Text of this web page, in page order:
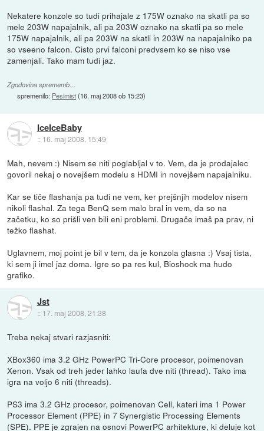
Nekatere konzole so tudi prihajale z 175W oznako na skatli pa so
mele 203W napajalnik, ali pa 203W oznako na skatli pa so mele
175W napajalnik, ali pa 203W na skatli in 203W na napajalniko pa
so vseeno falcon. Cisto prvi falconi predvsem ko se niso vse
zamenjali. Tako mam tudi jaz.
Zgodovina sprememb…
spremenilo: Pesimist(16. maj 2008 ob 15:23)
IceIceBaby
:: 16. maj 2008, 15:49
Mah, nevem :) Nisem se niti poglabljal v to. Vem, da je prodajalec
govoril nekaj o novejšem modelu s HDMI in novejšem napajalniku.
Kar se tiče flashanja pa tudi ne vem, ker prejšnjih modelov nisem
nikoli flashal. Za tega BenQ sem malo bral in vem, da so na
začetku, ko so prišli ven bili eni problemi. Drugače imaš pa prav, ni
težko flashat.
Uglavnem, moj point je bil v tem, da je konzola glasna :) Vsaj tista,
ki sem ji imel jaz doma. Igre so pa res kul, Bioshock ma hudo
grafiko.
Jst
:: 17. maj 2008, 21:38
Treba nekaj stvari razjasniti:
XBox360 ima 3.2 GHz PowerPC Tri-Core procesor, poimenovan
Xenon. Vsak od treh jeder lahko laufa dve niti (thread). Tako ima
igra na voljo 6 niti (threads).
PS3 ima 3.2 GHz procesor, poimenovan Cell, kateri ima 1 Power
Processor Element (PPE) in 7 Synergistic Processing Elements
(SPE). PPE je zgrajen na osnovi PowerPC arhitekture, ki deluje kot